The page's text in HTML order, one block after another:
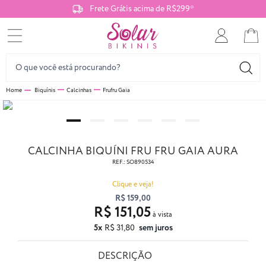
Frete Grátis acima de R$299*
Biquínis Calcinhas Frufru Gaia
CALCINHA BIQUÍNI FRU FRU GAIA AURA
REF.: SO890534
Clique e veja!
R$ 159,00
5x R$ 31,80 sem juros
R$ 151,05
DESCRIÇÃO